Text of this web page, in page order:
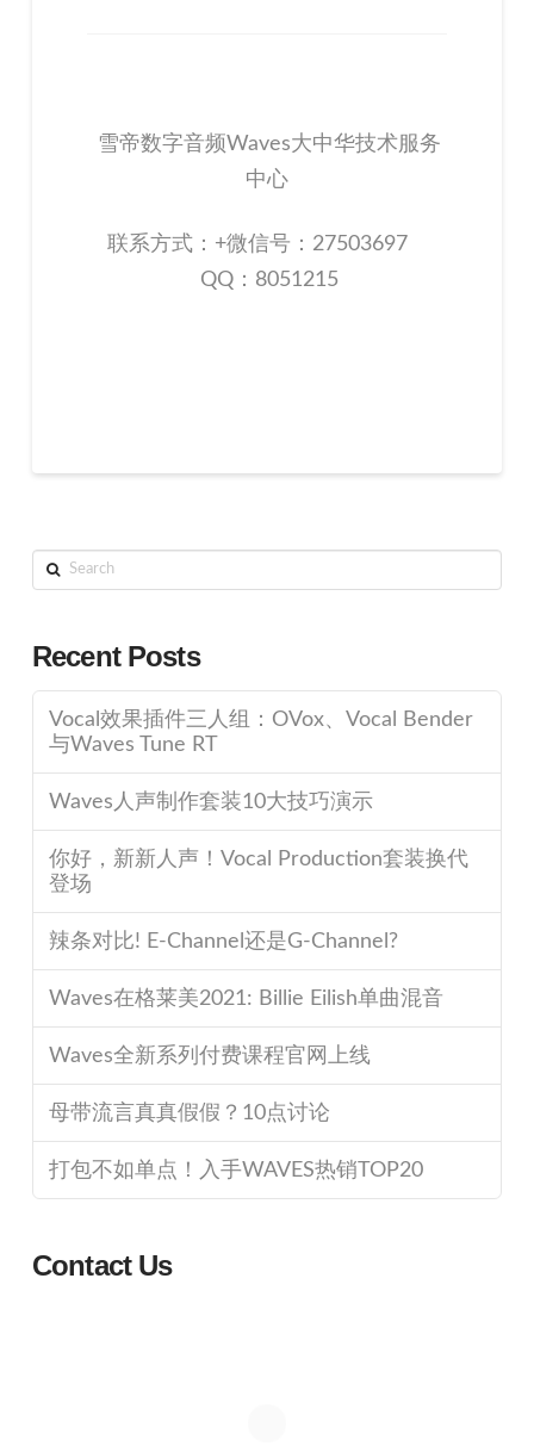
雪帝数字音频Waves大中华技术服务
中心
联系方式：+微信号：27503697
QQ：8051215
Search
Recent Posts
Vocal效果插件三人组：OVox、Vocal Bender
与Waves Tune RT
Waves人声制作套装10大技巧演示
你好，新新人声！Vocal Production套装换代
登场
辣条对比! E-Channel还是G-Channel?
Waves在格莱美2021: Billie Eilish单曲混音
Waves全新系列付费课程官网上线
母带流言真真假假？10点讨论
打包不如单点！入手WAVES热销TOP20
Contact Us